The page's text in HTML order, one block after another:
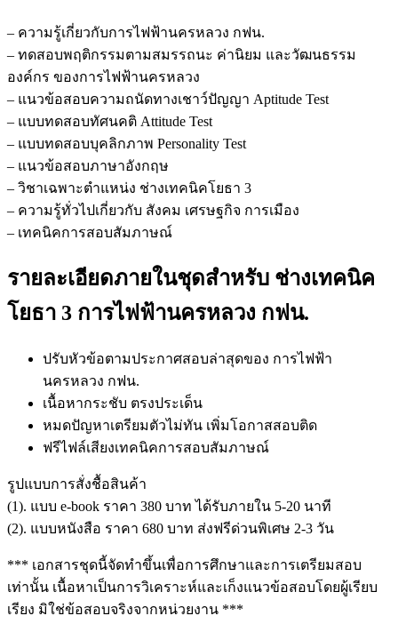
ไฟฟ้า
นครหลวง
กฟน.
ชิ้น
– ความรู้เกี่ยวกับการไฟฟ้านครหลวง กฟน.
– ทดสอบพฤติกรรมตามสมรรถนะ ค่านิยม และวัฒนธรรม
องค์กร ของการไฟฟ้านครหลวง
– แนวข้อสอบความถนัดทางเชาว์ปัญญา Aptitude Test
– แบบทดสอบทัศนคติ Attitude Test
– แบบทดสอบบุคลิกภาพ Personality Test
– แนวข้อสอบภาษาอังกฤษ
– วิชาเฉพาะตำแหน่ง ช่างเทคนิคโยธา 3
– ความรู้ทั่วไปเกี่ยวกับ สังคม เศรษฐกิจ การเมือง
– เทคนิคการสอบสัมภาษณ์
รายละเอียดภายในชุดสำหรับ ช่างเทคนิค
โยธา 3 การไฟฟ้านครหลวง กฟน.
ปรับหัวข้อตามประกาศสอบล่าสุดของ การไฟฟ้า
นครหลวง กฟน.
เนื้อหากระชับ ตรงประเด็น
หมดปัญหาเตรียมตัวไม่ทัน เพิ่มโอกาสสอบติด
ฟรีไฟล์เสียงเทคนิคการสอบสัมภาษณ์
รูปแบบการสั่งชื้อสินค้า
(1). แบบ e-book ราคา 380 บาท ได้รับภายใน 5-20 นาที
(2). แบบหนังสือ ราคา 680 บาท ส่งฟรีด่วนพิเศษ 2-3 วัน
*** เอกสารชุดนี้จัดทำขึ้นเพื่อการศึกษาและการเตรียมสอบ
เท่านั้น เนื้อหาเป็นการวิเคราะห์และเก็งแนวข้อสอบโดยผู้เรียบ
เรียง มิใช่ข้อสอบจริงจากหน่วยงาน ***